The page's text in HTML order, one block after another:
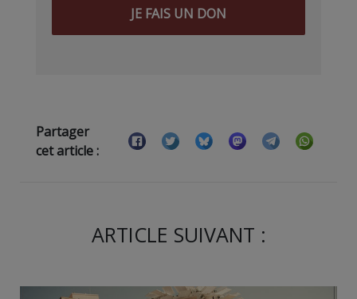
JE FAIS UN DON
Partager
cet article :
ARTICLE SUIVANT :